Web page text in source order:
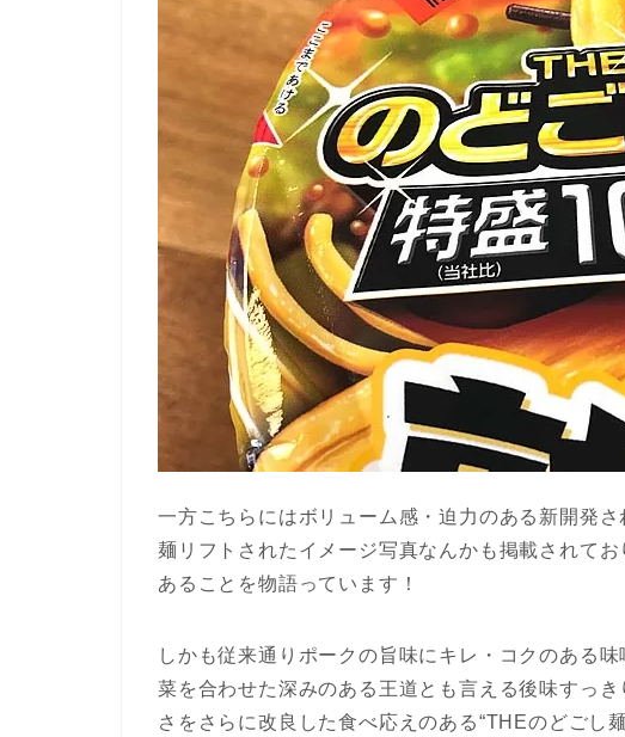
一方こちらにはボリューム感・迫力のある新開発さ
麺リフトされたイメージ写真なんかも掲載されて
あることを物語っています！
しかも従来通りポークの旨味にキレ・コクのある
菜を合わせた深みのある王道とも言える後味すっ
さをさらに改良した食べ応えのある“THEのどごし